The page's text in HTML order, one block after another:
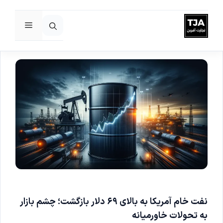
پرش
به
محتوا
فهرست
نفت خام آمریکا به بالای ۶۹ دلار بازگشت؛ چشم بازار
به تحولات خاورمیانه